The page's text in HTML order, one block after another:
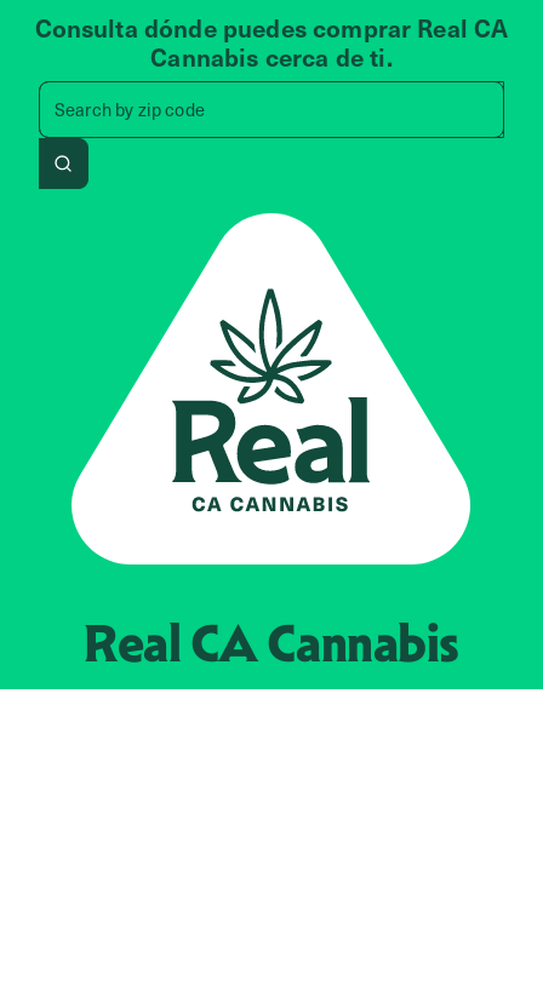
Consulta dónde puedes comprar Real CA
Cannabis cerca de ti.
Search byzip code
Search by zip code, address,
Search
Real CACannabis